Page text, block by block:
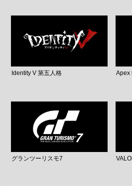
Identity V 第五人格 Apex
グランツーリスモ7